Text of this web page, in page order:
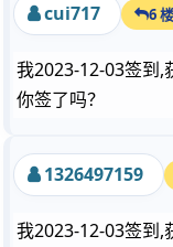
cui717 6 楼
我2023-12-03签到,
你签了吗？
1326497159
我2023-12-03签到,